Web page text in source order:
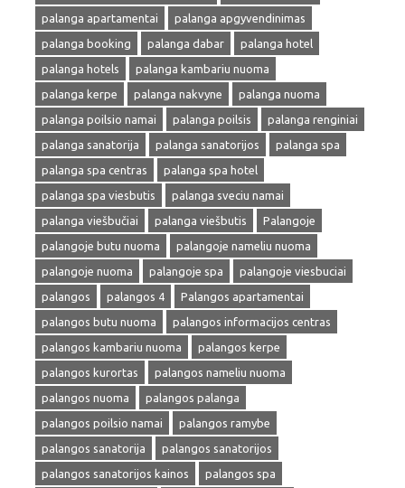
palanga apartamentai
palanga apgyvendinimas
palanga booking
palanga dabar
palanga hotel
palanga hotels
palanga kambariu nuoma
palanga kerpe
palanga nakvyne
palanga nuoma
palanga poilsio namai
palanga poilsis
palanga renginiai
palanga sanatorija
palanga sanatorijos
palanga spa
palanga spa centras
palanga spa hotel
palanga spa viesbutis
palanga sveciu namai
palanga viešbučiai
palanga viešbutis
Palangoje
palangoje butu nuoma
palangoje nameliu nuoma
palangoje nuoma
palangoje spa
palangoje viesbuciai
palangos
palangos 4
Palangos apartamentai
palangos butu nuoma
palangos informacijos centras
palangos kambariu nuoma
palangos kerpe
palangos kurortas
palangos nameliu nuoma
palangos nuoma
palangos palanga
palangos poilsio namai
palangos ramybe
palangos sanatorija
palangos sanatorijos
palangos sanatorijos kainos
palangos spa